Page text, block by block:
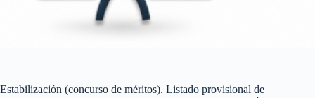
Estabilización (concurso de méritos). Listado provisional de